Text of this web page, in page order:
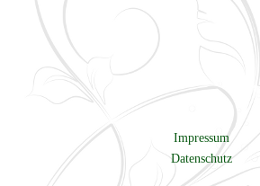
Impressum
Datenschutz